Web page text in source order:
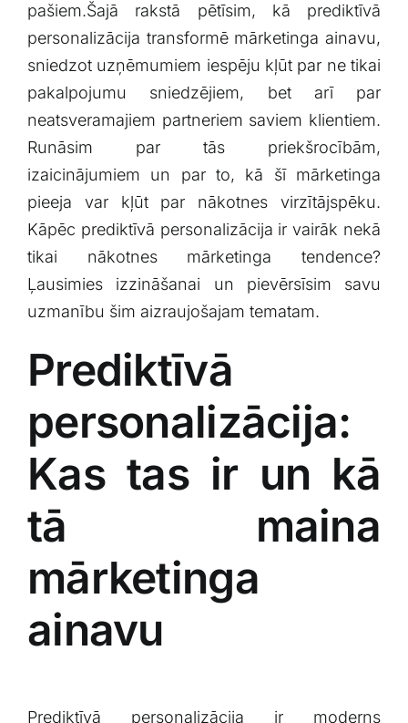
pašiem.Šajā rakstā pētīsim, kā prediktīvā
personalizācija transformē mārketinga ainavu,
sniedzot uzņēmumiem iespēju kļūt par ne tikai
‌pakalpojumu sniedzējiem, bet arī par
neatsveramajiem partneriem saviem klientiem.
Runāsim par tās priekšrocībām,
izaicinājumiem un par to, kā šī ‌mārketinga
pieeja var⁤ kļūt par nākotnes virzītājspēku.
⁤Kāpēc ‌prediktīvā personalizācija ir vairāk‌ nekā
tikai nākotnes mārketinga tendence?
Ļausimies izzināšanai un pievērsīsim savu⁢
uzmanību šim aizraujošajam tematam.
Prediktīvā
personalizācija:⁣
Kas tas ir un kā
tā maina
mārketinga ​
ainavu
Prediktīvā personalizācija ir moderns